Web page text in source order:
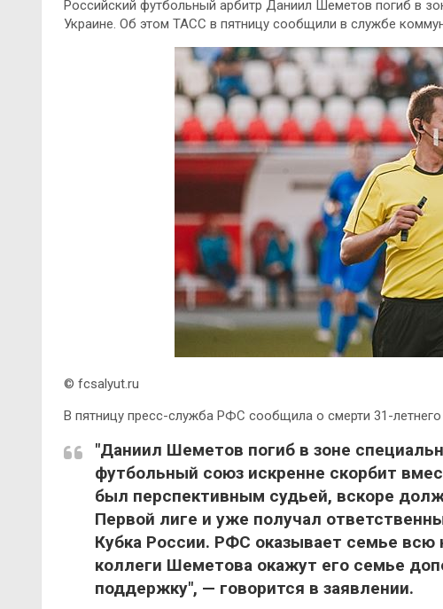
Российский футбольный арбитр Даниил Шеметов погиб в
Украине. Об этом ТАСС в пятницу сообщили в службе
© fcsalyut.ru
В пятницу пресс-служба РФС сообщила о смерти 31-
"Даниил Шеметов погиб в зоне
футбольный союз искренне скорбит
был перспективным судьей, вскоре
Первой лиге и уже получал
Кубка России. РФС оказывает семье
коллеги Шеметова окажут его семье
поддержку", — говорится в заявлении.